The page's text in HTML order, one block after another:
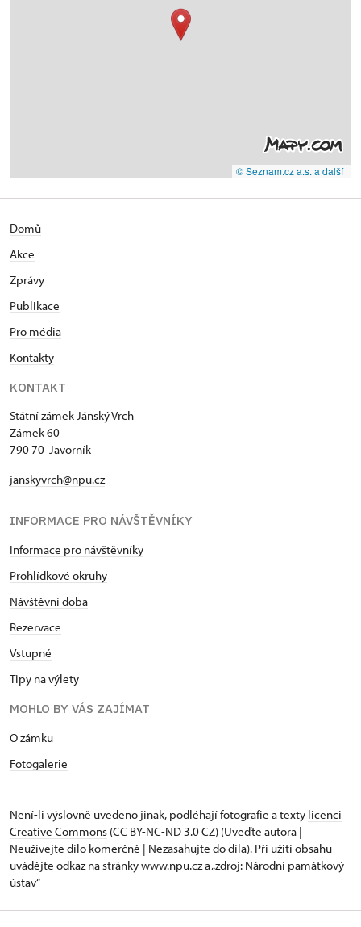
© Seznam.cz a.s. a další
Domů
Akce
Zprávy
Publikace
Pro média
Kontakty
KONTAKT
Státní zámek Jánský Vrch
Zámek 60
790 70 Javorník
janskyvrch@npu.cz
INFORMACE PRO NÁVŠTĚVNÍKY
Informace pro návštěvníky
Prohlídkové okruhy
Návštěvní doba
Rezervace
Vstupné
Tipy na výlety
MOHLO BY VÁS ZAJÍMAT
O zámku
Fotogalerie
Není-li výslovně uvedeno jinak, podléhají fotografie a texty licenci
Creative Commons (CC BY-NC-ND 3.0 CZ) (Uveďte autora |
Neužívejte dílo komerčně | Nezasahujte do díla). Při užití obsahu
uvádějte odkaz na stránky www.npu.cz a „zdroj: Národní památkový
ústav“